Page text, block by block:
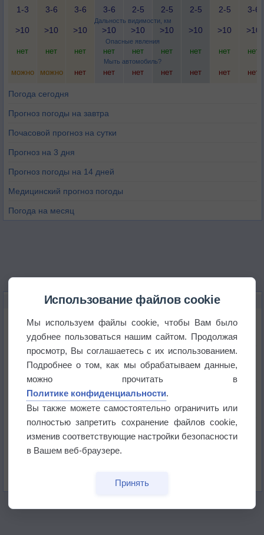
Дальность видимости, км
Опасные явления
Мыть автомобиль?
1-3
3-6
3-6
3-6
2-5
2-5
2-5
2-5
3-6
>10 >10 >10 >10 >10 >10 >10 >10 >10
нет нет нет нет нет нет нет нет нет
можно можно нет нет нет нет нет нет нет
Погода сегодня
Прогноз погоды на завтра
Почасовой прогноз на сутки
Прогноз на 3 дня
Прогноз погоды на 14 дней
Медицинский прогноз погоды
Погода на месяц
НОВОЕ О ПОГОДЕ
Июль в России стал самым тёплым за всю
историю
В Центральной России наступают самые жаркие
дни этого лета
Дневная температура воздуха в ОАЭ превысила
+51°
Европейские столицы бьют рекорды жары
Использование файлов cookie
Мы используем файлы cookie, чтобы Вам было
удобнее пользоваться нашим сайтом. Продолжая
просмотр, Вы соглашаетесь с их использованием.
Подробнее о том, как мы обрабатываем данные,
можно прочитать в
Политике конфиденциальности.
Вы также можете самостоятельно ограничить или
полностью запретить сохранение файлов cookie,
изменив соответствующие настройки безопасности
в Вашем веб-браузере.
Принять